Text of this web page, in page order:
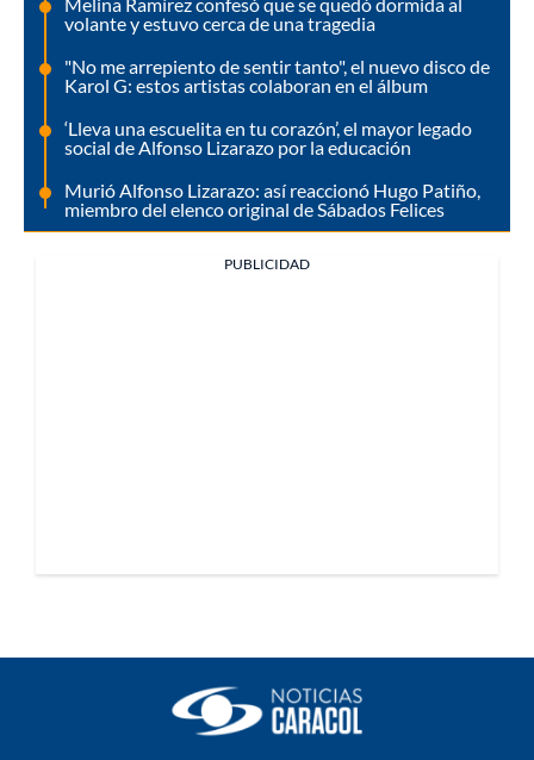
volante y estuvo cerca de una tragedia
"No me arrepiento de sentir tanto", el nuevo disco de
Karol G: estos artistas colaboran en el álbum
‘Lleva una escuelita en tu corazón’, el mayor legado
social de Alfonso Lizarazo por la educación
Murió Alfonso Lizarazo: así reaccionó Hugo Patiño,
miembro del elenco original de Sábados Felices
PUBLICIDAD